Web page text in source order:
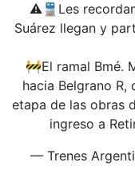
⚠️🚆Les
Suárez llegan y
🚧El ramal Bmé.
hacia Belgrano
etapa de las obras
ingreso a
— Trenes